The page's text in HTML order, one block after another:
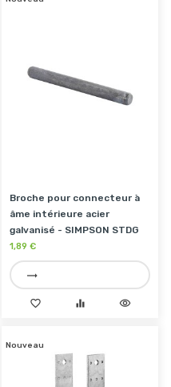
Broche pour connecteur à
âme intérieure acier
galvanisé - SIMPSON STDG
1,89 €
trending_flat
favorite_border equalizer visibility
Nouveau